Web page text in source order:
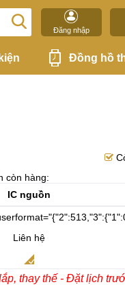
Đăng nhập
Đồng hồ
còn hàng:
IC nguồn
Liên hệ
thay thế - Đặt lịch